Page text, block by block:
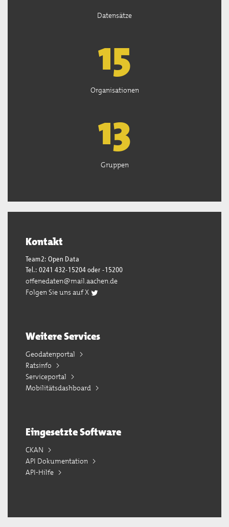
Datensätze
15
Organisationen
13
Gruppen
Kontakt
Team2: Open Data
Tel.: 0241 432-15204 oder -15200
offenedaten@mail.aachen.de
Folgen Sie uns auf X
Weitere Services
Geodatenportal
Ratsinfo
Serviceportal
Mobilitätsdashboard
Eingesetzte Software
CKAN
API Dokumentation
API-Hilfe